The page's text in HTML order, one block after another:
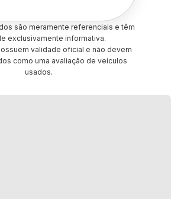
são meramente referenciais e têm
exclusivamente informativa.
validade oficial e não devem
como uma avaliação de veículos
usados.